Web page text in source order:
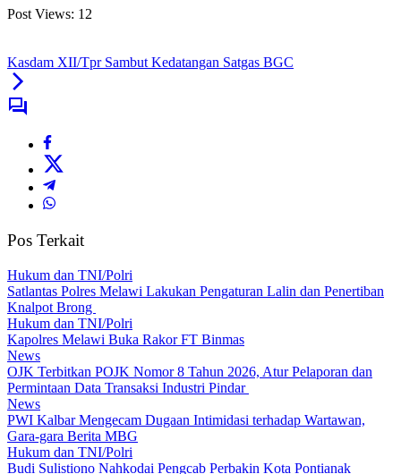
Post Views: 12
Kasdam XII/Tpr Sambut Kedatangan Satgas BGC
Pos Terkait
Hukum dan TNI/Polri
Satlantas Polres Melawi Lakukan Pengaturan Lalin dan Penertiban
Knalpot Brong
Hukum dan TNI/Polri
Kapolres Melawi Buka Rakor FT Binmas
News
OJK Terbitkan POJK Nomor 8 Tahun 2026, Atur Pelaporan dan
Permintaan Data Transaksi Industri Pindar
News
PWI Kalbar Mengecam Dugaan Intimidasi terhadap Wartawan,
Gara-gara Berita MBG
Hukum dan TNI/Polri
Budi Sulistiono Nahkodai Pengcab Perbakin Kota Pontianak